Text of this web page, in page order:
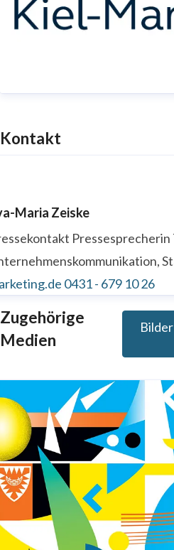
Kontakt
Maria Zeiske
Pressesprecherin
0431 - 679 10 26
Zugehörige
Medien